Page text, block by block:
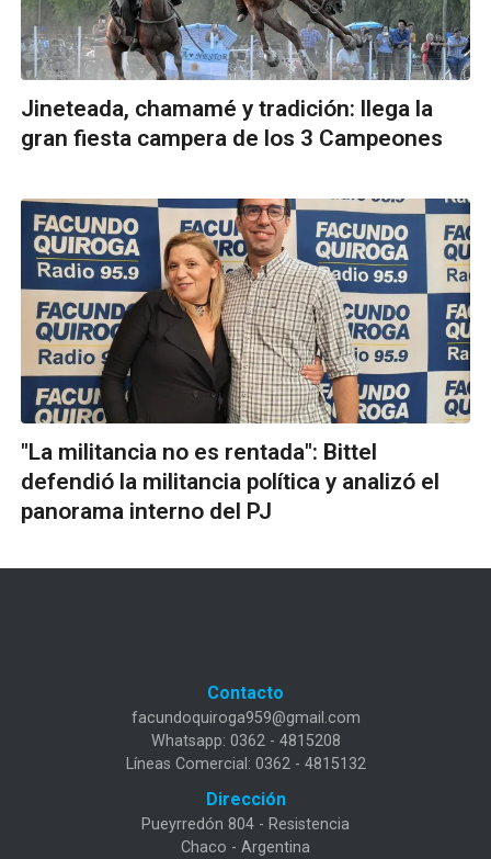
Jineteada, chamamé y tradición: llega la
gran fiesta campera de los 3 Campeones
"La militancia no es rentada": Bittel
defendió la militancia política y analizó el
panorama interno del PJ
Contacto
facundoquiroga959@gmail.com
Whatsapp: 0362 - 4815208
Líneas Comercial: 0362 - 4815132
Dirección
Pueyrredón 804 - Resistencia
Chaco - Argentina